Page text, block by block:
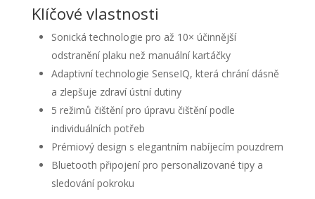
Klíčové vlastnosti
Sonická technologie pro až 10× účinnější
odstranění plaku než manuální kartáčky
Adaptivní technologie SenseIQ, která chrání dásně
a zlepšuje zdraví ústní dutiny
5 režimů čištění pro úpravu čištění podle
individuálních potřeb
Prémiový design s elegantním nabíjecím pouzdrem
Bluetooth připojení pro personalizované tipy a
sledování pokroku